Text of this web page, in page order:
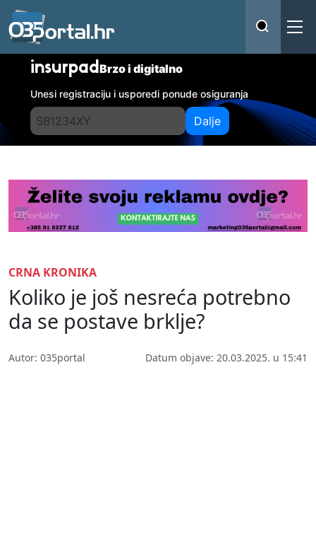
insurpadBrzo i digitalno
Unesi registraciju i usporedi ponude osiguranja
Dalje
CRNA KRONIKA
Koliko je još nesreća potrebno
da se postave brklje?
Autor: 035portal Datum objave: 20.03.2025. u 15:41